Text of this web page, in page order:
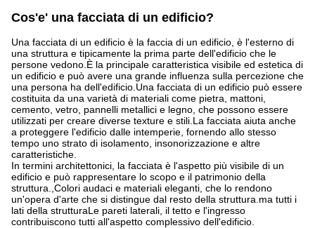
Cos'e' una facciata di un edificio?
Una facciata di un edificio è la faccia di un edificio, è l'esterno di
una struttura e tipicamente la prima parte dell'edificio che le
persone vedono.È la principale caratteristica visibile ed estetica di
un edificio e può avere una grande influenza sulla percezione che
una persona ha dell'edificio.Una facciata di un edificio può essere
costituita da una varietà di materiali come pietra, mattoni,
cemento, vetro, pannelli metallici e legno, che possono essere
utilizzati per creare diverse texture e stili.La facciata aiuta anche
a proteggere l'edificio dalle intemperie, fornendo allo stesso
tempo uno strato di isolamento, insonorizzazione e altre
caratteristiche.
In termini architettonici, la facciata è l'aspetto più visibile di un
edificio e può rappresentare lo scopo e il patrimonio della
struttura.,Colori audaci e materiali eleganti, che lo rendono
un'opera d'arte che si distingue dal resto della struttura.ma tutti i
lati della strutturaLe pareti laterali, il tetto e l'ingresso
contribuiscono tutti all'aspetto complessivo dell'edificio.